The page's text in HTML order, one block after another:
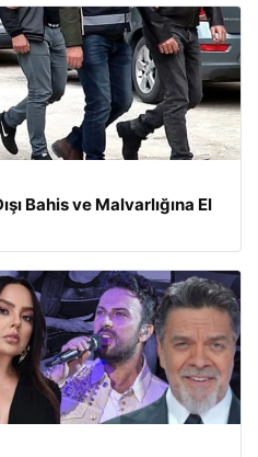
Bahis ve Malvarlığına El